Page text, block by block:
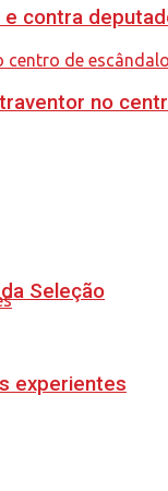
experientes
contra
no
Seleção